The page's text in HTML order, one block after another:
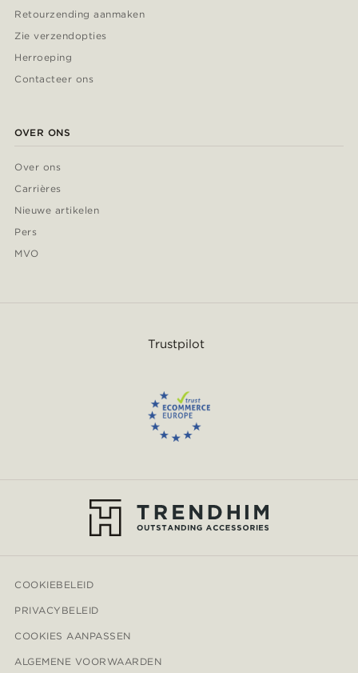
Retourzending aanmaken
Zie verzendopties
Herroeping
Contacteer ons
OVER ONS
Over ons
Carrières
Nieuwe artikelen
Pers
MVO
Trustpilot
COOKIEBELEID
PRIVACYBELEID
COOKIES AANPASSEN
ALGEMENE VOORWAARDEN